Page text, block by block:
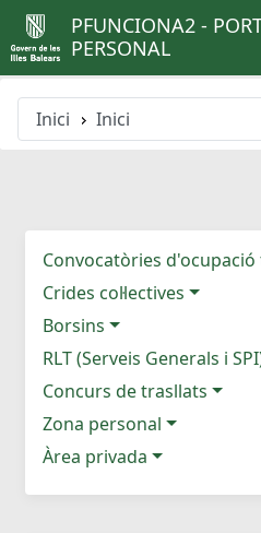
PFUNCIONA2 -
PERSONAL
Inici Inici
Convocatòries
Crides col·lectives
Borsins
RLT (Serveis Generals i
Concurs de trasllats
Zona personal
Àrea privada